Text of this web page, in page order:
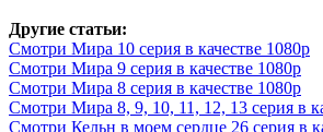
Другие статьи:
Смотри Мира 10 серия в качестве 1080p
Смотри Мира 9 серия в качестве 1080p
Смотри Мира 8 серия в качестве 1080p
Смотри Мира 8, 9, 10, 11, 12, 13 серия в
Смотри Кельн в моем сердце 26 серия в